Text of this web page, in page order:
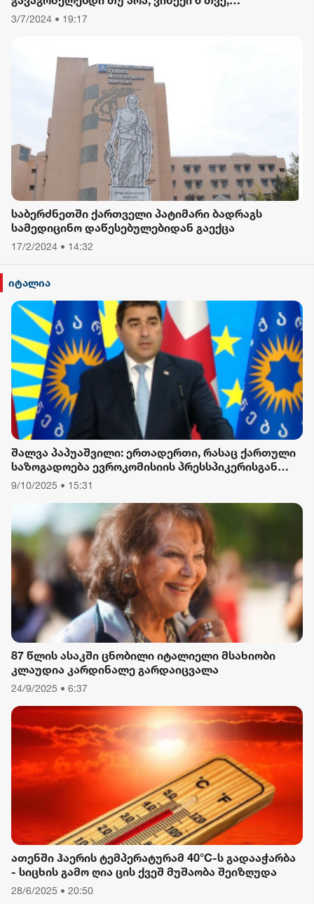
დავიწყებული მქონდა კვება, ფიზიკური მოძრაობა“
3/7/2024 • 19:17
საბერძნეთში ქართველი პატიმარი ბადრაგს
სამედიცინო დაწესებულებიდან გაექცა
17/2/2024 • 14:32
იტალია
შალვა პაპუაშვილი: ერთადერთი, რასაც ქართული
საზოგადოება ევროკომისიის პრესსპიკერისგან
მოელის, არის ბოდიში ხელისუფლების დამხობის
9/10/2025 • 15:31
87 წლის ასაკში ცნობილი იტალიელი მსახიობი
კლაუდია კარდინალე გარდაიცვალა
24/9/2025 • 6:37
ათენში ჰაერის ტემპერატურამ 40°C-ს გადააჭარბა
- სიცხის გამო ღია ცის ქვეშ მუშაობა შეიზღუდა
28/6/2025 • 20:50